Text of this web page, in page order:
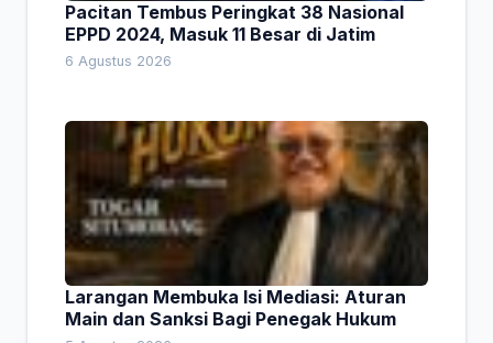
Pacitan Tembus Peringkat 38 Nasional
EPPD 2024, Masuk 11 Besar di Jatim
6 Agustus 2026
Larangan Membuka Isi Mediasi: Aturan
Main dan Sanksi Bagi Penegak Hukum